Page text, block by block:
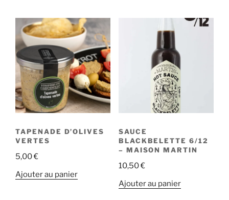
TAPENADE D’OLIVES
VERTES
5,00€
Ajouter au panier
SAUCE
BLACKBELETTE 6/12
– MAISON MARTIN
10,50€
Ajouter au panier